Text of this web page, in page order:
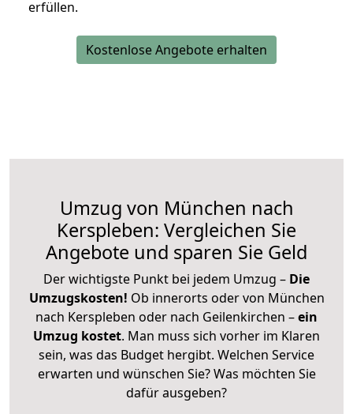
erfüllen.
Kostenlose Angebote erhalten
Umzug von München nach
Kerspleben: Vergleichen Sie
Angebote und sparen Sie Geld
Der wichtigste Punkt bei jedem Umzug – Die
Umzugskosten! Ob innerorts oder von München
nach Kerspleben oder nach Geilenkirchen –ein
Umzug kostet. Man muss sich vorher im Klaren
sein, was das Budget hergibt. Welchen Service
erwarten und wünschen Sie? Was möchten Sie
dafür ausgeben?